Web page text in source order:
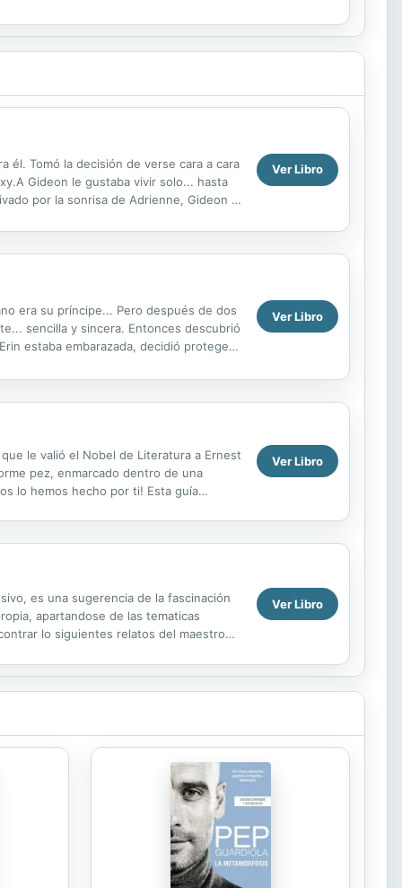
él. Tomó la decisión de verse cara a cara
Gideon le gustaba vivir solo... hasta
por la sonrisa de Adrienne, Gideon la
Ver Libro
era su príncipe... Pero después de dos
sencilla y sincera. Entonces descubrió
estaba embarazada, decidió proteger
Ver Libro
le valió el Nobel de Literatura a Ernest
pez, enmarcado dentro de una
lo hemos hecho por ti! Esta guía
Ver Libro
es una sugerencia de la fascinación
apartandose de las tematicas
lo siguientes relatos del maestro
Ver Libro